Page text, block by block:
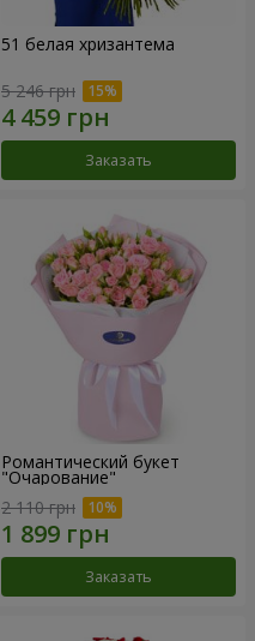
51 белая хризантема
5 246 грн
Заказать
Романтический букет
"Очарование"
2 110 грн
Заказать